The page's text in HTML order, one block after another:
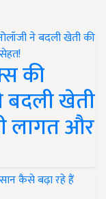
की
बदली खेती
लागत और